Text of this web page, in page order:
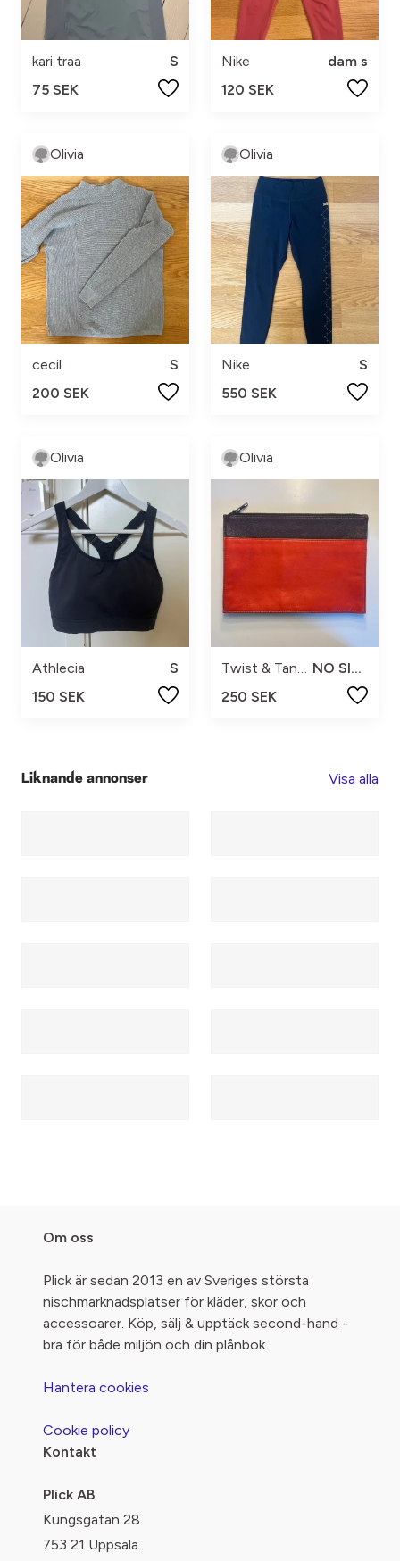
kari traa
S
75 SEK
Nike
dam s
120 SEK
Olivia
cecil
S
200 SEK
Olivia
Nike
S
550 SEK
Olivia
Athlecia
S
150 SEK
Olivia
Twist & Tango
NO SIZE
250 SEK
Liknande annonser Visa alla
Om oss
Plick är sedan 2013 en av Sveriges största
nischmarknadsplatser för kläder, skor och
accessoarer. Köp, sälj & upptäck second-hand -
bra för både miljön och din plånbok.
Hantera cookies
Cookie policy
Kontakt
Plick AB
Kungsgatan 28
753 21 Uppsala